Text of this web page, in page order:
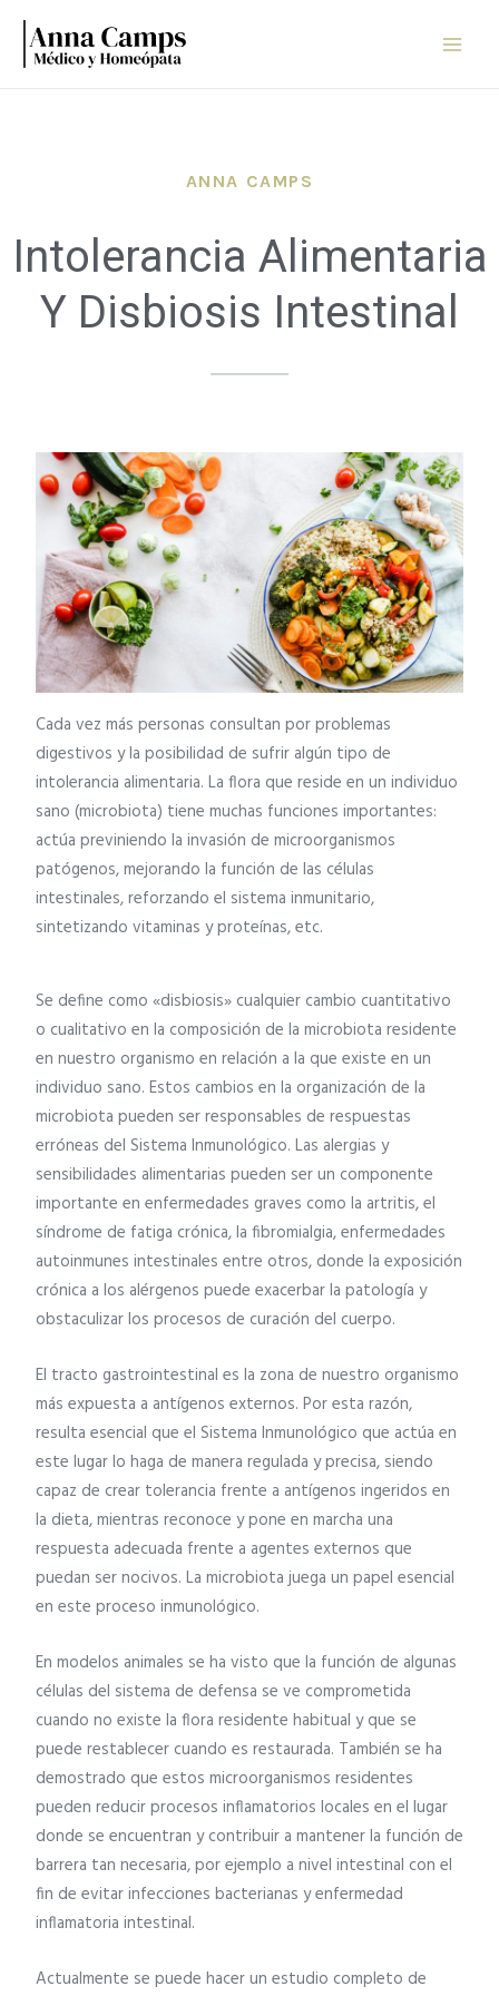
content
ANNA CAMPS
Intolerancia Alimentaria
Y Disbiosis Intestinal
Cada vez más personas consultan por problemas
digestivos y la posibilidad de sufrir algún tipo de
intolerancia alimentaria. La flora que reside en un individuo
sano (microbiota) tiene muchas funciones importantes:
actúa previniendo la invasión de microorganismos
patógenos, mejorando la función de las células
intestinales, reforzando el sistema inmunitario,
sintetizando vitaminas y proteínas, etc.
Se define como «disbiosis» cualquier cambio cuantitativo
o cualitativo en la composición de la microbiota residente
en nuestro organismo en relación a la que existe en un
individuo sano. Estos cambios en la organización de la
microbiota pueden ser responsables de respuestas
erróneas del Sistema Inmunológico. Las alergias y
sensibilidades alimentarias pueden ser un componente
importante en enfermedades graves como la artritis, el
síndrome de fatiga crónica, la fibromialgia, enfermedades
autoinmunes intestinales entre otros, donde la exposición
crónica a los alérgenos puede exacerbar la patología y
obstaculizar los procesos de curación del cuerpo.
El tracto gastrointestinal es la zona de nuestro organismo
más expuesta a antígenos externos. Por esta razón,
resulta esencial que el Sistema Inmunológico que actúa en
este lugar lo haga de manera regulada y precisa, siendo
capaz de crear tolerancia frente a antígenos ingeridos en
la dieta, mientras reconoce y pone en marcha una
respuesta adecuada frente a agentes externos que
puedan ser nocivos. La microbiota juega un papel esencial
en este proceso inmunológico.
En modelos animales se ha visto que la función de algunas
células del sistema de defensa se ve comprometida
cuando no existe la flora residente habitual y que se
puede restablecer cuando es restaurada. También se ha
demostrado que estos microorganismos residentes
pueden reducir procesos inflamatorios locales en el lugar
donde se encuentran y contribuir a mantener la función de
barrera tan necesaria, por ejemplo a nivel intestinal con el
fin de evitar infecciones bacterianas y enfermedad
inflamatoria intestinal.
Actualmente se puede hacer un estudio completo de